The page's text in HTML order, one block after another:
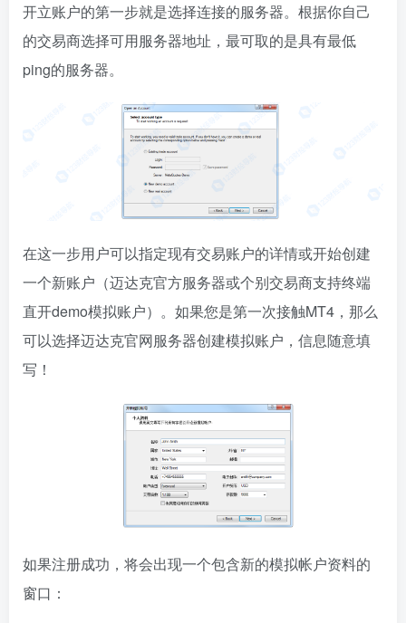
开立账户的第一步就是选择连接的服务器。根据你自己
的交易商选择可用服务器地址，最可取的是具有最低
ping的服务器。
在这一步用户可以指定现有交易账户的详情或开始创建
一个新账户（迈达克官方服务器或个别交易商支持终端
直开demo模拟账户）。如果您是第一次接触MT4，那么
可以选择迈达克官网服务器创建模拟账户，信息随意填
写！
如果注册成功，将会出现一个包含新的模拟帐户资料的
窗口：